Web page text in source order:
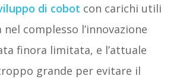
di cobot con carichi utili
complesso l’innovazione
finora limitata, e l’attuale
grande per evitare il